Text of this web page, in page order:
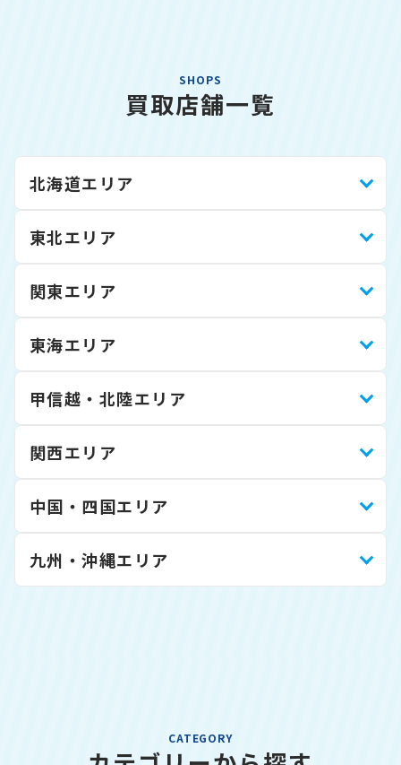
SHOPS
買取店舗一覧
北海道エリア
東北エリア
関東エリア
東海エリア
甲信越・北陸エリア
関西エリア
中国・四国エリア
九州・沖縄エリア
CATEGORY